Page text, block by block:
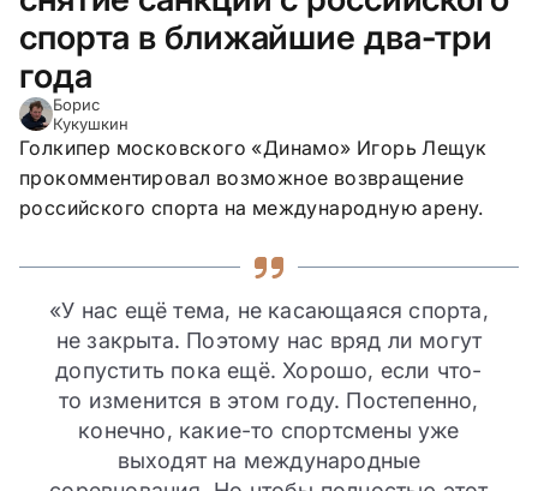
спорта в ближайшие два-три
года
Борис
Кукушкин
Голкипер московского «Динамо» Игорь Лещук
прокомментировал возможное возвращение
российского спорта на международную арену.
«У нас ещё тема, не касающаяся спорта,
не закрыта. Поэтому нас вряд ли могут
допустить пока ещё. Хорошо, если что-
то изменится в этом году. Постепенно,
конечно, какие-то спортсмены уже
выходят на международные